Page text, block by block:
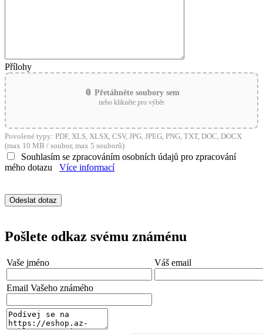
Přílohy
📎 Přetáhněte soubory sem
nebo klikněte pro výběr
Povolené typy: PDF, XLS, XLSX, CSV, JPG, JPEG, PNG, TXT, DOC, DOCX
(max 10 MB / soubor, max 5 souborů)
Souhlasím se zpracováním osobních údajů pro zpracování
mého dotazu
Více informací
Pošlete odkaz svému známénu
Vaše jméno Váš email
Email Vašeho známého